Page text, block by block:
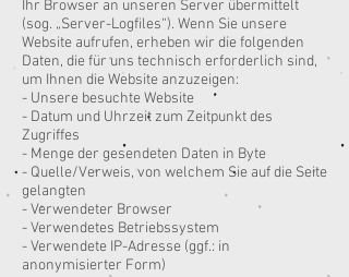
Ihr Browser an unseren Server übermittelt
(sog. „Server-Logfiles“). Wenn Sie unsere
Website aufrufen, erheben wir die folgenden
Daten, die für uns technisch erforderlich sind,
um Ihnen die Website anzuzeigen:
- Unsere besuchte Website
- Datum und Uhrzeit zum Zeitpunkt des
Zugriffes
- Menge der gesendeten Daten in Byte
- Quelle/Verweis, von welchem Sie auf die Seite
gelangten
- Verwendeter Browser
- Verwendetes Betriebssystem
- Verwendete IP-Adresse (ggf.: in
anonymisierter Form)